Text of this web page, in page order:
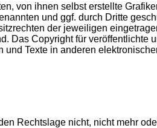
von ihnen selbst erstellte
und ggf. durch Dritte
der jeweiligen
Das Copyright für veröffentlichte
Texte in anderen
Rechtslage nicht, nicht mehr